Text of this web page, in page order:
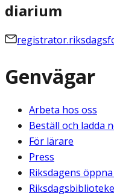
diarium
Genvägar
Arbeta hos oss
Beställ och ladda
För lärare
Press
Riksdagens